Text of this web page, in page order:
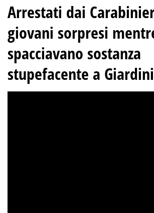
Arrestati dai
giovani sorpresi
spacciavano sostanza
stupefacente a